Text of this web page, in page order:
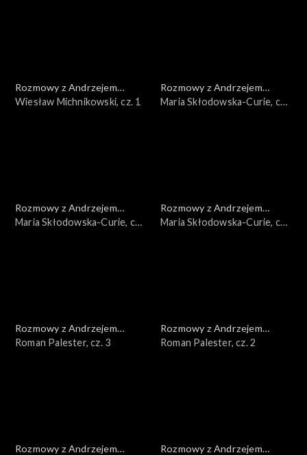
Rozmowy z Andrzejem
Doboszem
Wiesław Michnikowski, cz. 1
Rozmowy z Andrzejem
Doboszem
Maria Skłodowska-Curie, cz.
Rozmowy z Andrzejem
Doboszem
Maria Skłodowska-Curie, cz.
Rozmowy z Andrzejem
Doboszem
Maria Skłodowska-Curie, cz.
Rozmowy z Andrzejem
Doboszem
Roman Palester, cz. 3
Rozmowy z Andrzejem
Doboszem
Roman Palester, cz. 2
Rozmowy z Andrzejem
Rozmowy z Andrzejem